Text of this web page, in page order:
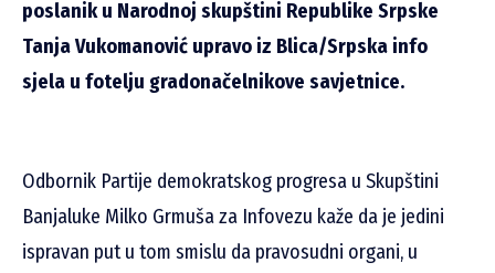
poslanik u Narodnoj skupštini Republike Srpske
Tanja Vukomanović upravo iz Blica/Srpska info
sjela u fotelju gradonačelnikove savjetnice.
Odbornik Partije demokratskog progresa u Skupštini
Banjaluke Milko Grmuša za Infovezu kaže da je jedini
ispravan put u tom smislu da pravosudni organi, u